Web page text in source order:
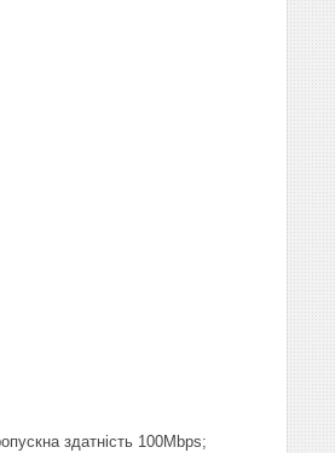
здатність 100Mbps;